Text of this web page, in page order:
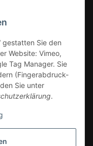
gestatten Sie den
Website: Vimeo,
Tag Manager. Sie
(Fingerabdruck-
Sie unter
.